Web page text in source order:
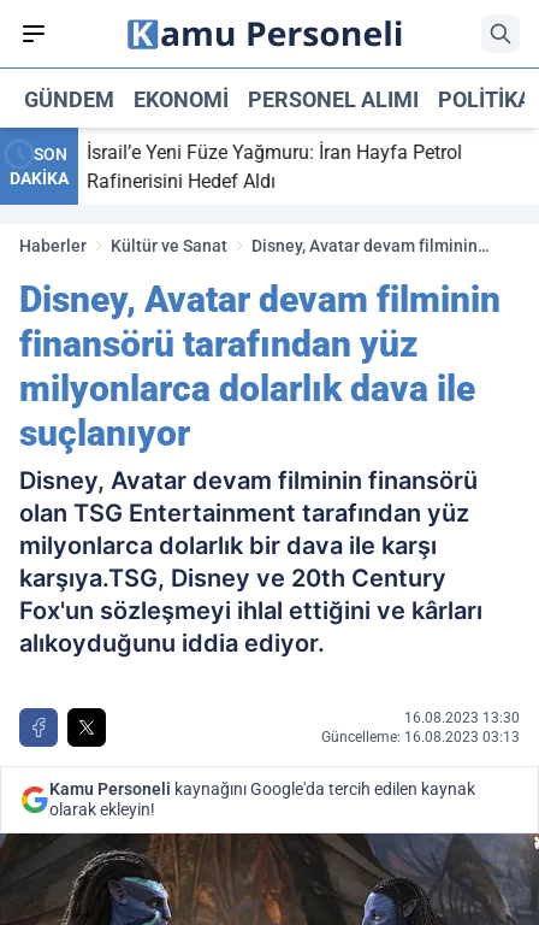
GÜNDEM EKONOMI PERSONEL ALIMI POLITIKA
SON
DAKİKA
İsrail’e Yeni Füze Yağmuru: İran Hayfa Petrol
Rafinerisini Hedef Aldı
Haberler Kültür ve Sanat
Disney, Avatar devam filminin
milyonlarca dolarlık dava ile
suçlanıyor
Disney, Avatar devam filminin
finansörü tarafından yüz
milyonlarca dolarlık dava ile
suçlanıyor
Disney, Avatar devam filminin finansörü
olan TSG Entertainment tarafından yüz
milyonlarca dolarlık bir dava ile karşı
karşıya.TSG, Disney ve 20th Century
Fox'un sözleşmeyi ihlal ettiğini ve kârları
alıkoyduğunu iddia ediyor.
16.08.2023 13:30
Güncelleme: 16.08.2023 03:13
Kamu Personeli kaynağını Google'da tercih edilen kaynak
olarak ekleyin!